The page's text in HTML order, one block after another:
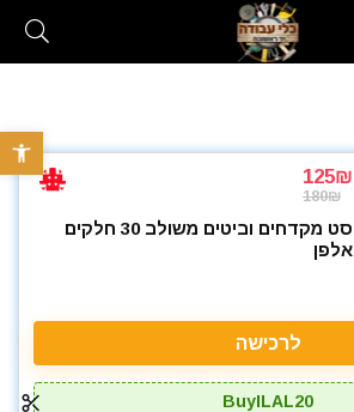
פתח
125₪
180₪
סט מקדחים וביטים משולב 30 חלקים
אלפן
לרכישה
BuyILAL20